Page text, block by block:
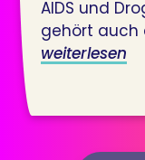
AIDS und
gehört auch
weiterlesen